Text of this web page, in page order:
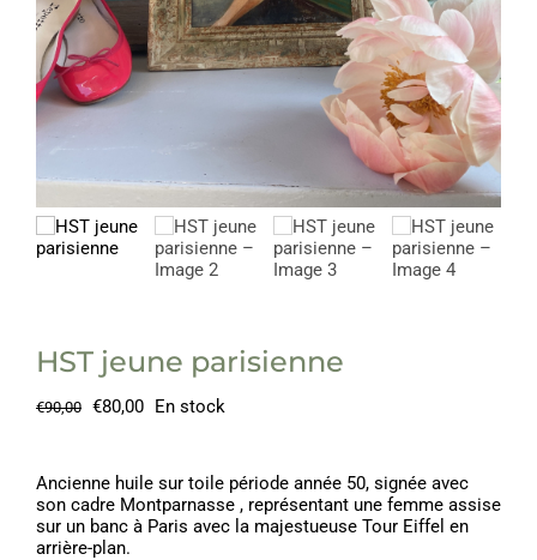
HST jeune parisienne
€90,00 Le
€90,00.
€80,00Le
€80,00.
En stock
Ancienne huile sur toile période année 50, signée avec
son cadre Montparnasse , représentant une femme assise
sur un banc à Paris avec la majestueuse Tour Eiffel en
arrière-plan.